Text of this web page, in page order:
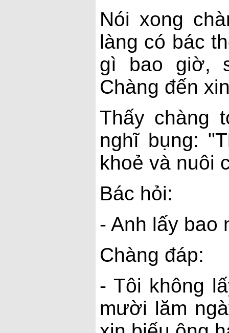
Nói xong
làng có bác
gì bao giờ,
Chàng đến
Thấy chàng
nghĩ bụng:
khoẻ và nuôi
Bác hỏi:
- Anh lấy bao
Chàng đáp:
- Tôi không
mười lăm